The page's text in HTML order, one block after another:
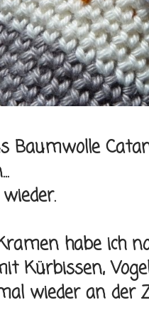
Baumwolle
habe ich
Kürbissen,
wieder an der